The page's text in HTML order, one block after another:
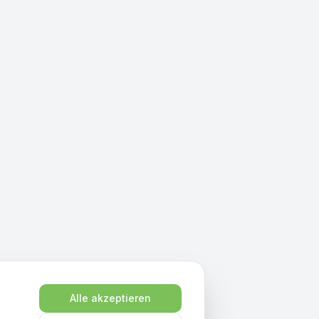
Alle akzeptieren